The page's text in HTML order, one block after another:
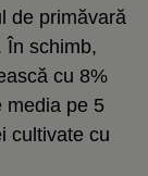
de primăvară
În schimb,
cu 8%
media pe 5
cultivate cu